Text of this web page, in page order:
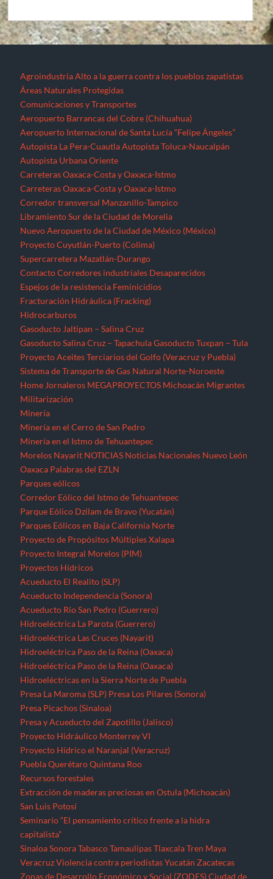
Agroindustria Alto a la guerra contra los pueblos zapatistas
Áreas Naturales Protegidas
Comunicaciones y Transportes
Aeropuerto Barrancas del Cobre (Chihuahua)
Aeropuerto Internacional de Santa Lucía “Felipe Ángeles”
Autopista La Pera-Cuautla Autopista Toluca-Naucalpán
Autopista Urbana Oriente
Carreteras Oaxaca-Costa y Oaxaca-Istmo
Carreteras Oaxaca-Costa y Oaxaca-Istmo
Corredor transversal Manzanillo-Tampico
Libramiento Sur de la Ciudad de Morelia
Nuevo Aeropuerto de la Ciudad de México (México)
Proyecto Cuyutlán-Puerto (Colima)
Supercarretera Mazatlán-Durango
Contacto Corredores industriales Desaparecidos
Espejos de la resistencia Feminicidios
Fracturación Hidráulica (Fracking)
Hidrocarburos
Gasoducto Jaltipan – Salina Cruz
Gasoducto Salina Cruz – Tapachula Gasoducto Tuxpan – Tula
Proyecto Aceites Terciarios del Golfo (Veracruz y Puebla)
Sistema de Transporte de Gas Natural Norte-Noroeste
Home Jornaleros MEGAPROYECTOS Michoacán Migrantes
Militarización
Minería
Minería en el Cerro de San Pedro
Minería en el Istmo de Tehuantepec
Morelos Nayarit NOTICIAS Noticias Nacionales Nuevo León
Oaxaca Palabras del EZLN
Parques eólicos
Corredor Eólico del Istmo de Tehuantepec
Parque Eólico Dzilam de Bravo (Yucatán)
Parques Eólicos en Baja California Norte
Proyecto de Propósitos Múltiples Xalapa
Proyecto Integral Morelos (PIM)
Proyectos Hídricos
Acueducto El Realito (SLP)
Acueducto Independencia (Sonora)
Acueducto Río San Pedro (Guerrero)
Hidroeléctrica La Parota (Guerrero)
Hidroeléctrica Las Cruces (Nayarit)
Hidroeléctrica Paso de la Reina (Oaxaca)
Hidroeléctrica Paso de la Reina (Oaxaca)
Hidroeléctricas en la Sierra Norte de Puebla
Presa La Maroma (SLP) Presa Los Pilares (Sonora)
Presa Picachos (Sinaloa)
Presa y Acueducto del Zapotillo (Jalisco)
Proyecto Hidráulico Monterrey VI
Proyecto Hídrico el Naranjal (Veracruz)
Puebla Querétaro Quintana Roo
Recursos forestales
Extracción de maderas preciosas en Ostula (Michoacán)
San Luis Potosí
Seminario “El pensamiento crítico frente a la hidra
capitalista”
Sinaloa Sonora Tabasco Tamaulipas Tlaxcala Tren Maya
Veracruz Violencia contra periodistas Yucatán Zacatecas
Zonas de Desarrollo Económico y Social (ZODES) Ciudad de